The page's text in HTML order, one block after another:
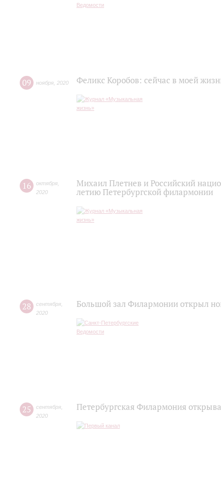
09 ноября 2020 Феликс Коробов: сейчас в моей
16 октября
2020
Михаил Плетнев и Российский
летию Петербургской филармонии
28 сентября
2020
Большой зал Филармонии открыл
25 сентября
2020
Петербургская Филармония